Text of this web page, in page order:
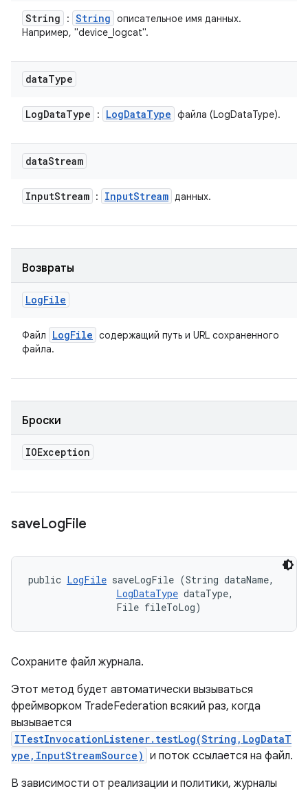
String : String описательное имя данных.
Например, "device_logcat".
dataType
LogDataType : LogDataType файла (LogDataType).
dataStream
InputStream : InputStream данных.
Возвраты
LogFile
Файл LogFile содержащий путь и URL сохраненного
файла.
Броски
IOException
saveLogFile
public LogFile saveLogFile (String dataName,
LogDataType dataType,
                File fileToLog)
Сохраните файл журнала.
Этот метод будет автоматически вызываться
фреймворком TradeFederation всякий раз, когда
вызывается
ITestInvocationListener.testLog(String,LogDataT
ype,InputStreamSource) и поток ссылается на файл.
В зависимости от реализации и политики, журналы